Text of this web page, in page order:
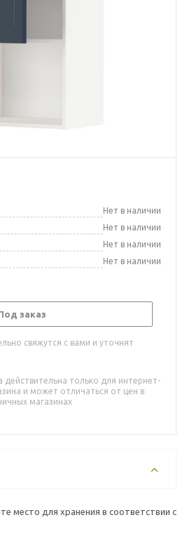
Нет в наличии
Нет в наличии
Нет в наличии
Нет в наличии
заказ
свяжутся с вами и уточнят
действительна только для интернет-
и может отличаться от цен в
магазинах
место для хранения в соответствии с